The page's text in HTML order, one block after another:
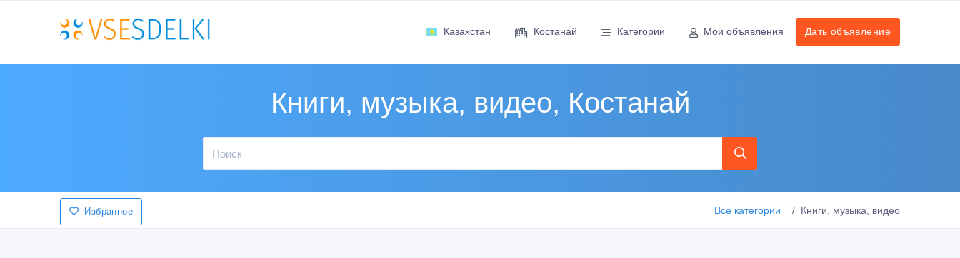
Казахстан Костанай Категории Мои объявления Дать объявление
Книги, музыка, видео, Костанай
Избранное Все категории Книги, музыка, видео